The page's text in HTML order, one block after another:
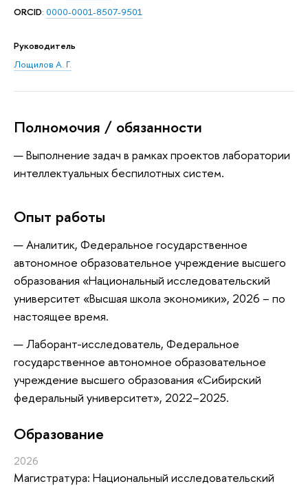
ORCID: 0000-0001-8507-9501
Руководитель
Лощилов А. Г.
Полномочия / обязанности
— Выполнение задач в рамках проектов лаборатории
интеллектуальных беспилотных систем.
Опыт работы
— Аналитик, Федеральное государственное
автономное образовательное учреждение высшего
образования «Национальный исследовательский
университет «Высшая школа экономики», 2026 – по
настоящее время.
— Лаборант-исследователь, Федеральное
государственное автономное образовательное
учреждение высшего образования «Сибирский
федеральный университет», 2022–2025.
Oбразование
2026
Магистратура: Национальный исследовательский